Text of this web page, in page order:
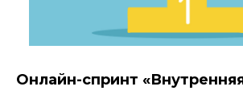
Онлайн-спринт